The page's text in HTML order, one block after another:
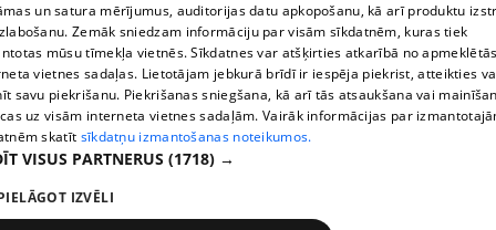
TV programma
Līguma noteikumi
360 Ziņu kontakti
Helio Media
Portāla palīdzības dienests: e-pasts -
un satura mērījumus, auditorijas datu apkopošanu, kā arī produktu
Zemāk sniedzam informāciju par visām sīkdatnēm, kuras tiek
mūsu tīmekļa vietnēs. Sīkdatnes var atšķirties atkarībā no
vietnes sadaļas. Lietotājam jebkurā brīdī ir iespēja piekrist, atteikties
savu piekrišanu. Piekrišanas sniegšana, kā arī tās atsaukšana vai
uz visām interneta vietnes sadaļām. Vairāk informācijas par
skatīt sīkdatņu izmantošanas noteikumos.
VISUS PARTNERUS (1718) →
IZVĒLI